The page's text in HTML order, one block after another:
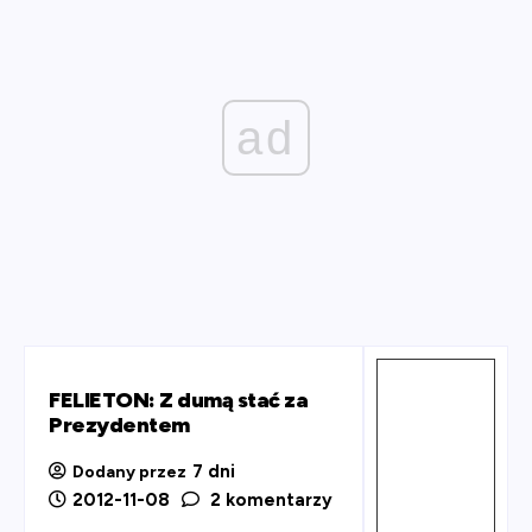
ad
FELIETON: Z dumą stać za
Prezydentem
Dodany przez 7 dni
2012-11-08
2 komentarzy